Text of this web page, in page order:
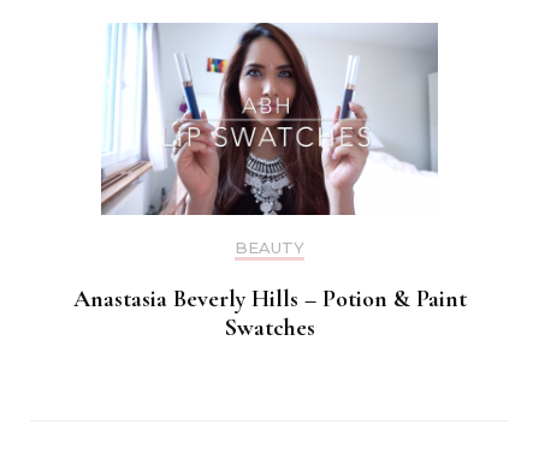
BEAUTY
Anastasia Beverly Hills – Potion & Paint
Swatches